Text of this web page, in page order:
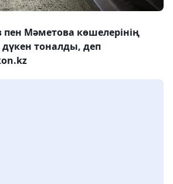
Мәметова көшелерінің
тоналды, деп